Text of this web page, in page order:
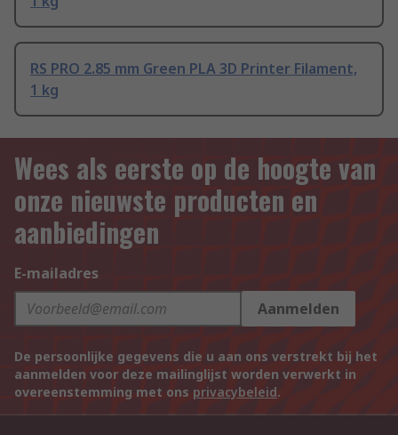
RS PRO 2.85 mm Green PLA 3D Printer Filament,
1 kg
Wees als eerste op de hoogte van
onze nieuwste producten en
aanbiedingen
E-mailadres
Aanmelden
De persoonlijke gegevens die u aan ons verstrekt bij het
aanmelden voor deze mailinglijst worden verwerkt in
overeenstemming met ons privacybeleid.